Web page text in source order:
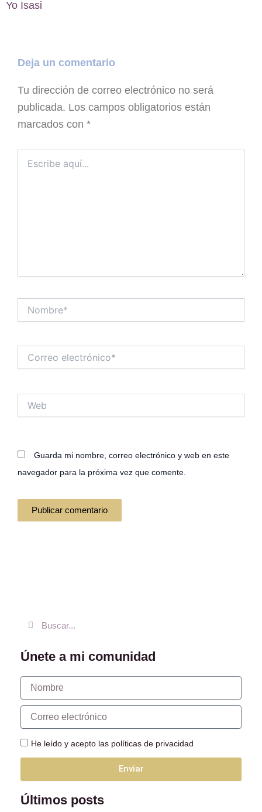
Yo Isasi
Deja un comentario
Tu dirección de correo electrónico no será
publicada. Los campos obligatorios están
marcados con *
aquí...
electrónico*
Guarda mi nombre, correo electrónico y web en este
navegador para la próxima vez que comente.
Buscar
Únete a mi comunidad
Nombre
Correo
electrónico
He leído y acepto las políticas de privacidad
Enviar
Últimos posts